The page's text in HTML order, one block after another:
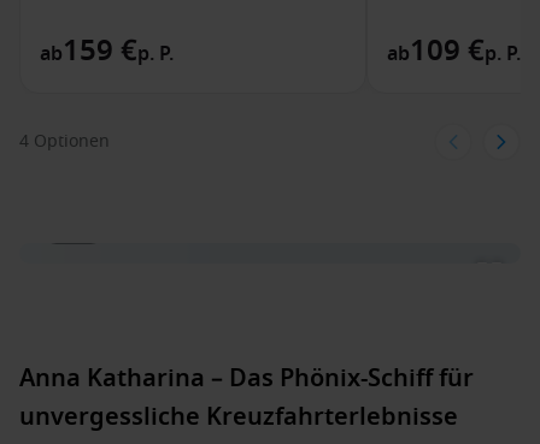
ab159 €p. P. ab109 €p. P.
4 Optionen
Anna Katharina – Das Phönix-Schiff für
unvergessliche Kreuzfahrterlebnisse